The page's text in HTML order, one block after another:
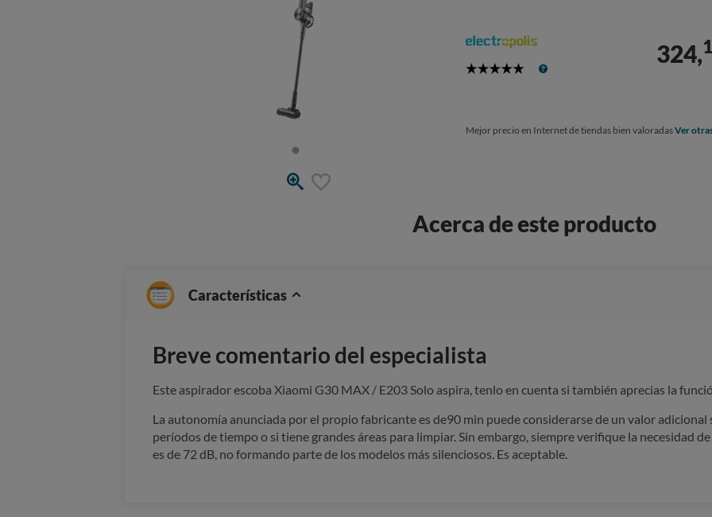
5
324,
Mejor precio en Internet de tiendas bien valoradasVer
Acerca de este producto
Características
Breve comentario del especialista
Este aspirador escoba Xiaomi G30 MAX / E203 Solo aspira, tenlo en cuenta si también aprecias la
La autonomía anunciada por el propio fabricante es de90 min puede considerarse de un valor adicional
períodos de tiempo o si tiene grandes áreas para limpiar. Sin embargo, siempre verifique la necesidad
es de 72 dB, no formando parte de los modelos más silenciosos. Es aceptable.